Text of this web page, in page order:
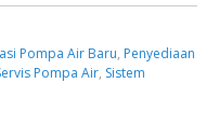
Pompa Air Baru, Penyediaan
Pompa Air, Sistem